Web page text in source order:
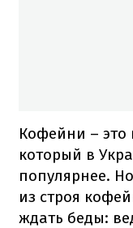
Кофейни –
который в
популярнее.
из строя
ждать беды: